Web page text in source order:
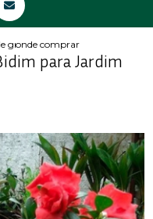
grama para jardim
onde comprar manta de
para Jardim